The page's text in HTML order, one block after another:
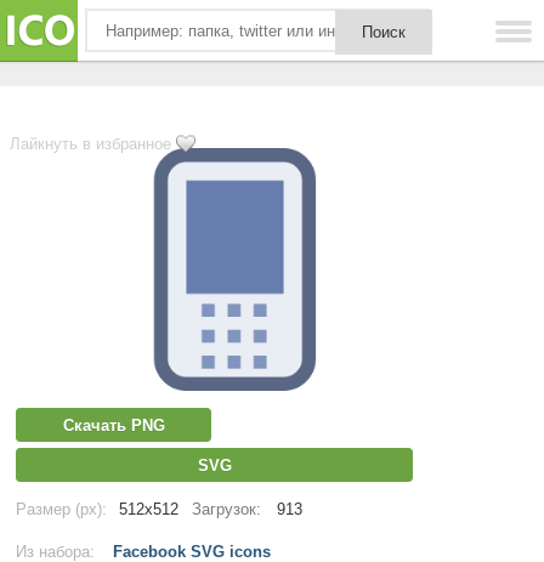
Лайкнуть в избранное
Скачать PNG
SVG
Размер (px): 512x512 Загрузок: 913
Из набора: Facebook SVG icons